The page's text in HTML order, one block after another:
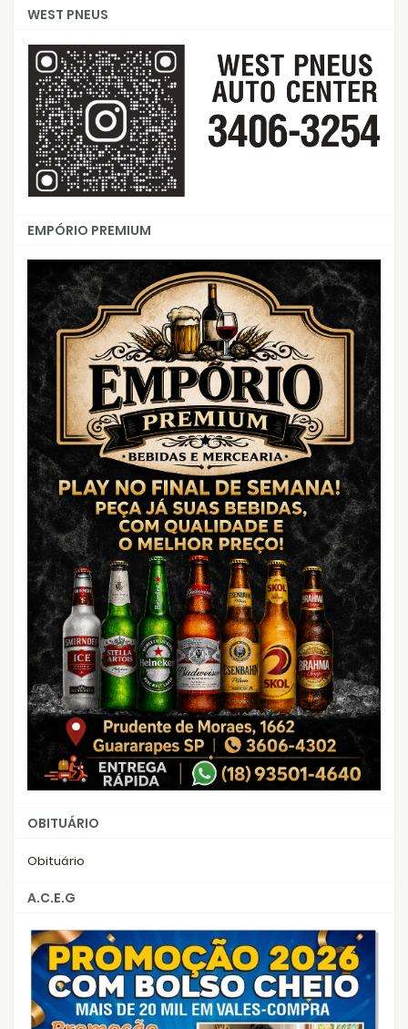
WEST PNEUS
EMPÓRIO PREMIUM
OBITUÁRIO
Obituário
A.C.E.G